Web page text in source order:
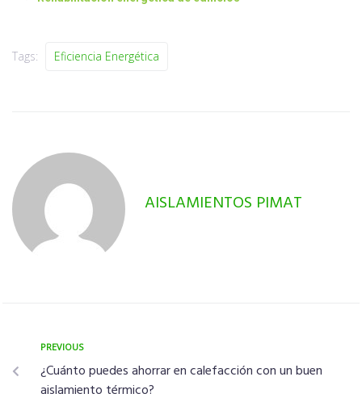
Tags: Eficiencia Energética
AISLAMIENTOS PIMAT
PREVIOUS
¿Cuánto puedes ahorrar en calefacción con un buen
aislamiento térmico?